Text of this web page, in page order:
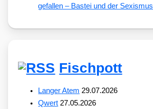
gefallen – Bastei und der Sexismus
Fischpott
Langer Atem 29.07.2026
Qwert 27.05.2026